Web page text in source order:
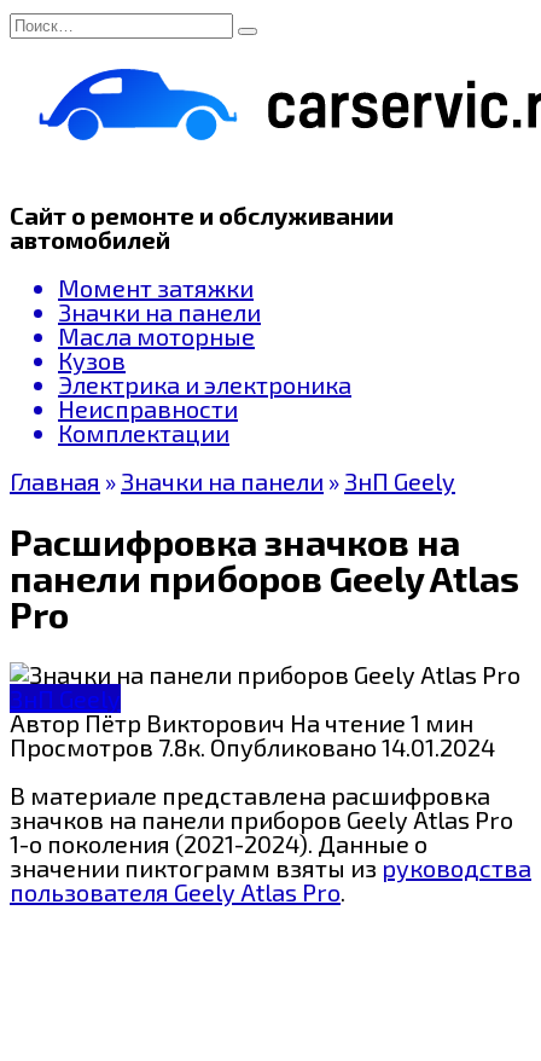
Перейти
к
содержанию
Search
for:
Сайт о ремонте и обслуживании
автомобилей
Момент затяжки
Значки на панели
Масла моторные
Кузов
Электрика и электроника
Неисправности
Комплектации
Главная » Значки на панели » ЗнП Geely
Расшифровка значков на
панели приборов Geely Atlas
Pro
ЗнП Geely
АвторПётр Викторович На чтение 1 мин
Просмотров 7.8к. Опубликовано 14.01.2024
В материале представлена расшифровка
значков на панели приборов Geely Atlas Pro
1-о поколения (2021-2024). Данные о
значении пиктограмм взяты из руководства
пользователя Geely Atlas Pro.